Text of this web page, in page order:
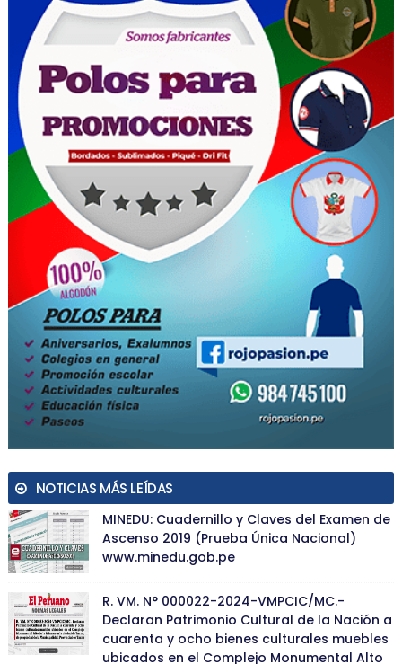
NOTICIAS MÁS LEÍDAS
MINEDU: Cuadernillo y Claves del Examen de
Ascenso 2019 (Prueba Única Nacional)
www.minedu.gob.pe
R. VM. N° 000022-2024-VMPCIC/MC.-
Declaran Patrimonio Cultural de la Nación a
cuarenta y ocho bienes culturales muebles
ubicados en el Complejo Monumental Alto